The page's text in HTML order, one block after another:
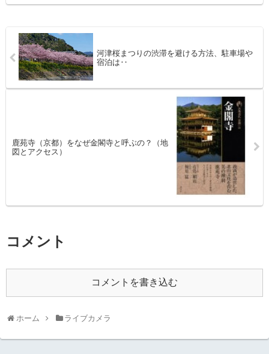
河津桜まつりの渋滞を避ける方法、駐車場や
宿泊は‥
鹿苑寺（京都）をなぜ金閣寺と呼ぶの？（地
図とアクセス）
コメント
コメントを書き込む
ホーム ライブカメラ